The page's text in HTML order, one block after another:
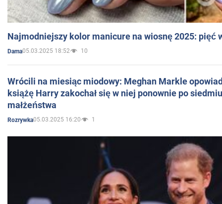
Najmodniejszy kolor manicure na wiosnę 2025: pięć
Dama05.03.2025 18:52 10
Wrócili na miesiąc miodowy: Meghan Markle
książę Harry zakochał się w niej ponownie po
małżeństwa
Rozrywka05.03.2025 16:20 1